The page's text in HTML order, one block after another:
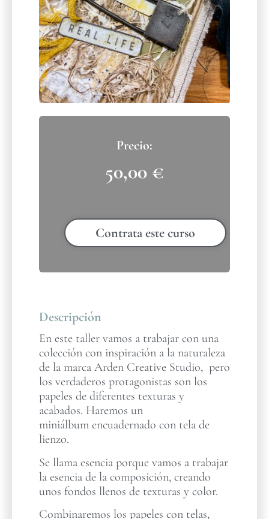
50,00 €
Contrata este curso
Descripción
En este taller vamos a trabajar con una
colección con inspiración a la naturaleza
de la marca Arden Creative Studio, pero
los verdaderos protagonistas son los
papeles de diferentes texturas y
acabados. Haremos un
miniálbum encuadernado con tela de
lienzo.
Se llama esencia porque vamos a trabajar
la esencia de la composición, creando
unos fondos llenos de texturas y color.
Combinaremos los papeles con telas,